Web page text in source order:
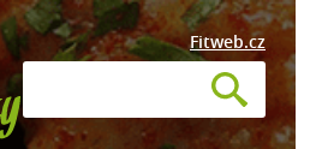
Fitweb.cz